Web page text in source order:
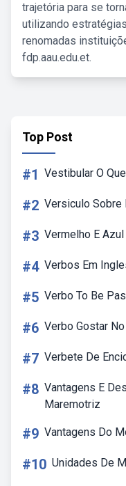
trajetória para se
utilizando
renomadas
fdp.aau.edu.et.
Top Post
#1 Vestibular O
#2 Versiculo Sobre
#3 Vermelho E
#4 Verbos Em
#5 Verbo To Be
#6 Verbo Gostar
#7 Verbete De
#8 Vantagens E
Maremotriz
#9 Vantagens Do
#10 Unidades De